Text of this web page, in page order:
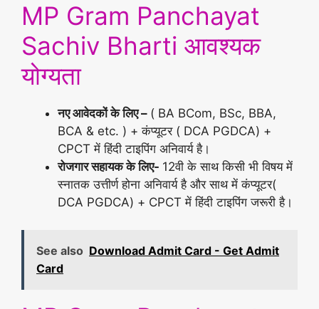
MP Gram Panchayat
Sachiv Bharti आवश्यक
योग्यता
नए आवेदकों के लिए – ( BA BCom, BSc, BBA,
BCA & etc. ) + कंप्यूटर ( DCA PGDCA) +
CPCT में हिंदी टाइपिंग अनिवार्य है।
रोजगार सहायक के लिए- 12वी के साथ किसी भी विषय में
स्नातक उत्तीर्ण होना अनिवार्य है और साथ में कंप्यूटर(
DCA PGDCA) + CPCT में हिंदी टाइपिंग जरूरी है।
See also Download Admit Card - Get Admit
Card